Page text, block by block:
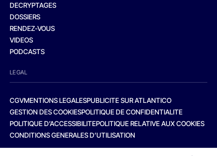
DECRYPTAGES
DOSSIERS
RENDEZ-VOUS
VIDEOS
PODCASTS
LEGAL
CGVMENTIONS LEGALESPUBLICITE SUR ATLANTICO
GESTION DES COOKIESPOLITIQUE DE CONFIDENTIALITE
POLITIQUE D’ACCESSIBILITEPOLITIQUE RELATIVE AUX COOKIES
CONDITIONS GENERALES D’UTILISATION